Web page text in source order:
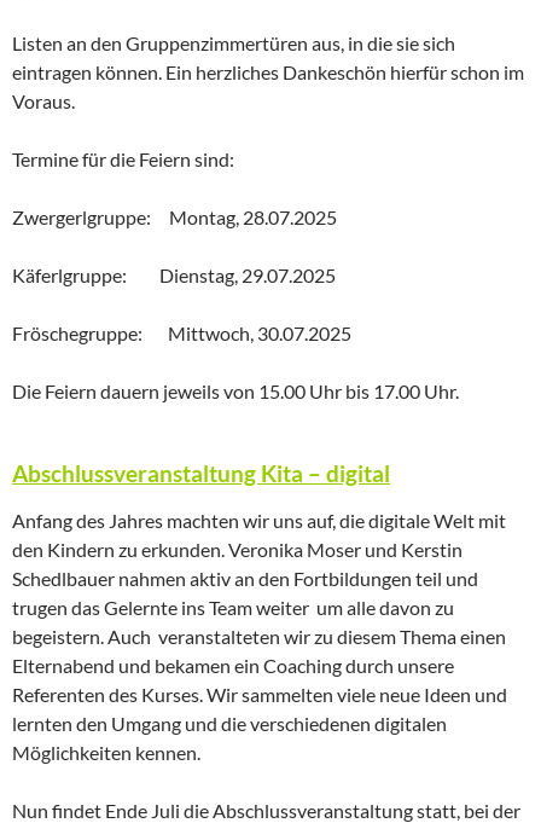
Listen an den Gruppenzimmertüren aus, in die sie sich
eintragen können. Ein herzliches Dankeschön hierfür schon im
Voraus.
Termine für die Feiern sind:
Zwergerlgruppe: Montag, 28.07.2025
Käferlgruppe: Dienstag, 29.07.2025
Fröschegruppe: Mittwoch, 30.07.2025
Die Feiern dauern jeweils von 15.00 Uhr bis 17.00 Uhr.
Abschlussveranstaltung Kita – digital
Anfang des Jahres machten wir uns auf, die digitale Welt mit
den Kindern zu erkunden. Veronika Moser und Kerstin
Schedlbauer nahmen aktiv an den Fortbildungen teil und
trugen das Gelernte ins Team weiter um alle davon zu
begeistern. Auch veranstalteten wir zu diesem Thema einen
Elternabend und bekamen ein Coaching durch unsere
Referenten des Kurses. Wir sammelten viele neue Ideen und
lernten den Umgang und die verschiedenen digitalen
Möglichkeiten kennen.
Nun findet Ende Juli die Abschlussveranstaltung statt, bei der